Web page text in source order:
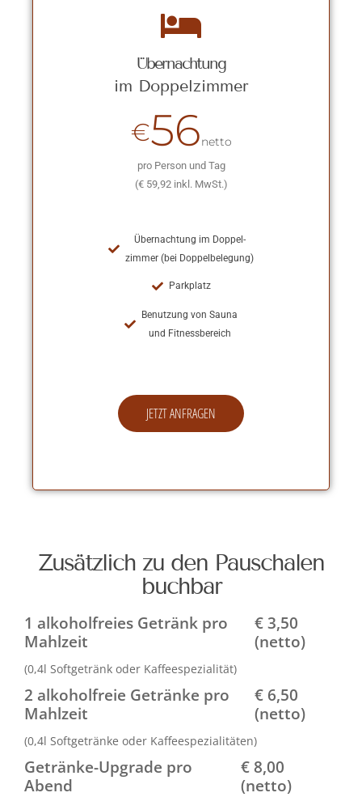
Übernachtung
im Doppelzimmer
€56netto
pro Person und Tag
(€ 59,92 inkl. MwSt.)
Übernachtung im Doppel-
zimmer (bei Doppelbelegung)
Parkplatz
Benutzung von Sauna
und Fitnessbereich
JETZT ANFRAGEN
Zusätzlich zu den Pauschalen
buchbar
1 alkoholfreies Getränk pro
Mahlzeit
€ 3,50
(netto)
(0,4l Softgetränk oder Kaffeespezialität)
2 alkoholfreie Getränke pro
Mahlzeit
€ 6,50
(netto)
(0,4l Softgetränke oder Kaffeespezialitäten)
Getränke-Upgrade pro
Abend
€ 8,00
(netto)